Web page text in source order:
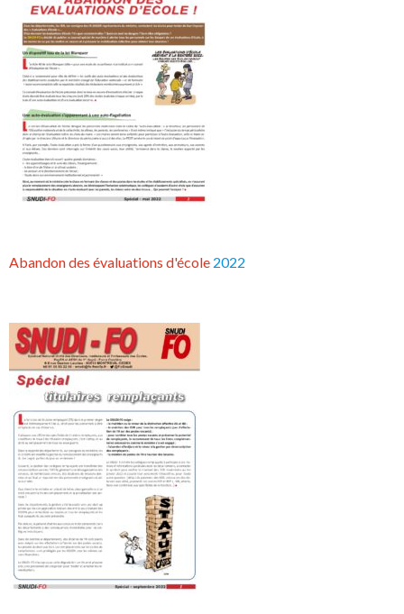
Abandon des évaluations d'école 2022